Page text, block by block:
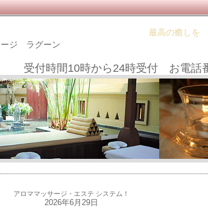
ジ ラグーン
最高の癒しを
受付時間10時から24時受付 お電話
アロママッサージ・エステ システム！
2026年6月29日